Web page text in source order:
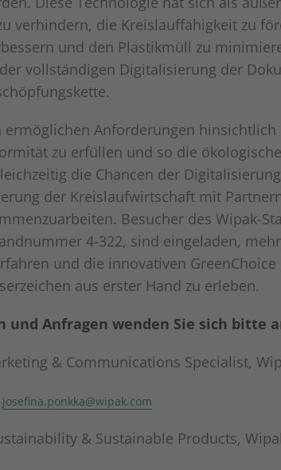
verhindern, die Kreislauffähigkeit zu
und den Plastikmüll zu
vollständigen Digitalisierung der
ermöglichen Anforderungen hinsichtlich
zu erfüllen und so die
die Chancen der
der Kreislaufwirtschaft mit
Besucher des Wipak-
4-322, sind eingeladen,
und die innovativen GreenChoice
aus erster Hand zu erleben.
Anfragen wenden Sie sich bitte
& Communications Specialist,
josefina.ponkka@wipak.com
& Sustainable Products,